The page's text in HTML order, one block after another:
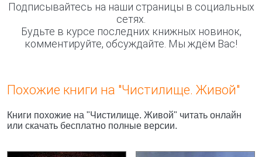
Подписывайтесь на наши страницы в социальных
сетях.
Будьте в курсе последних книжных новинок,
комментируйте, обсуждайте. Мы ждём Вас!
Похожие книги на "Чистилище. Живой"
Книги похожие на "Чистилище. Живой" читать онлайн
или скачать бесплатно полные версии.